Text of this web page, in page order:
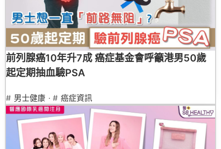
前列腺癌10年升7成 癌症基金會呼籲港男50歲
起定期抽血驗PSA
# 男士健康 · # 癌症資訊